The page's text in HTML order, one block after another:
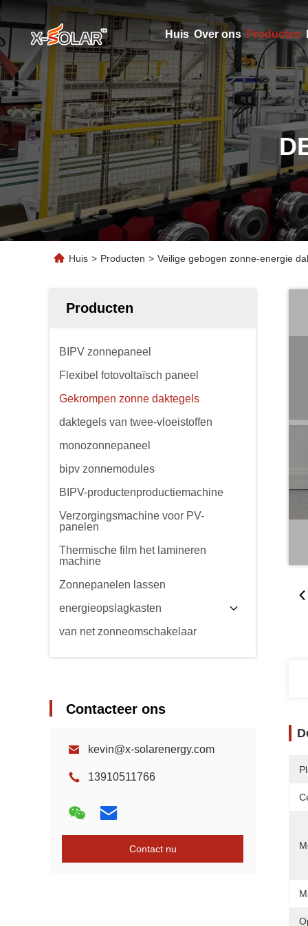
Huis Over ons Producten
Huis > Producten > Veilige gebogen zonne-energie
Producten
BIPV zonnepaneel
Flexibel fotovoltaïsch paneel
Gekrompen zonne daktegels
daktegels van twee-vloeistoffen
monozonnepaneel
bipv zonnemodules
BIPV-productenproductiemachine
Verzorgingsmachine voor PV-
panelen
Thermische film het lamineren
machine
Zonnepanelen lassen
energieopslagkasten
van net zonneomschakelaar
Contacteer ons
kevin@x-solarenergy.com
13910511766
Contact nu